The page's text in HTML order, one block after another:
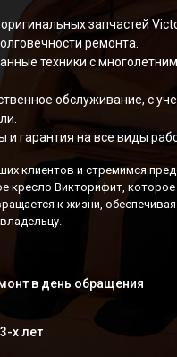
запчастей
ремонта.
техники с
обслуживание, с
и гарантия на все виды
клиентов и стремимся
кресло Викторифит,
к жизни,
в день обращения
х лет